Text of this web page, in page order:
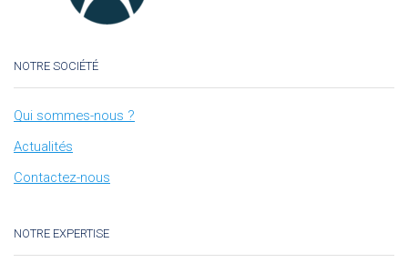
NOTRE SOCIÉTÉ
Qui sommes-nous ?
Actualités
Contactez-nous
NOTRE EXPERTISE